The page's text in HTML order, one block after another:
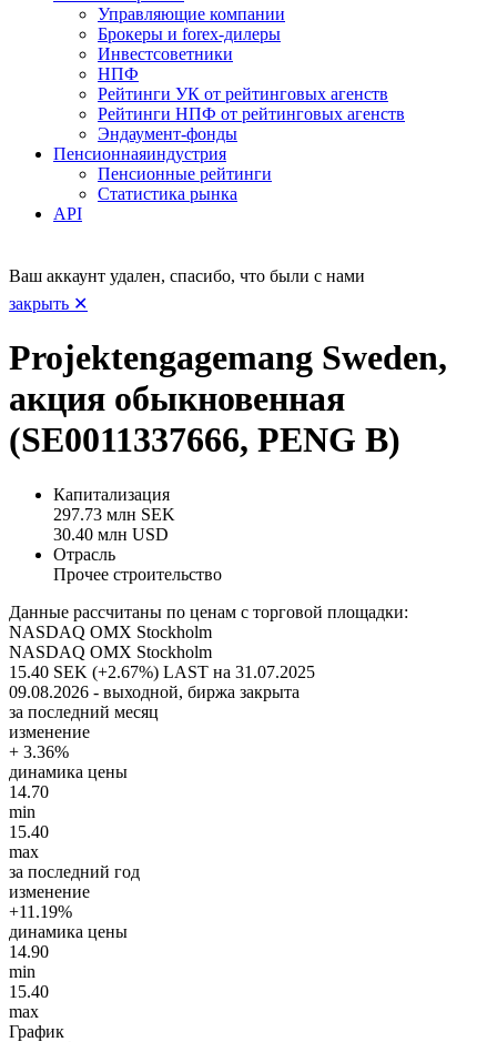
Управляющие компании
Брокеры и forex-дилеры
Инвестсоветники
НПФ
Рейтинги УК от рейтинговых агенств
Рейтинги НПФ от рейтинговых агенств
Эндаумент-фонды
Пенсионнаяиндустрия
Пенсионные рейтинги
Статистика рынка
API
Ваш аккаунт удален, спасибо, что были с нами
закрыть ✕
Projektengagemang Sweden,
акция обыкновенная
(SE0011337666, PENG B)
Капитализация
297.73 млн SEK
30.40 млн USD
Отрасль
Прочее строительство
Данные рассчитаны по ценам с торговой площадки:
NASDAQ OMX Stockholm
NASDAQ OMX Stockholm
15.40 SEK (+2.67%) LAST на 31.07.2025
09.08.2026 - выходной, биржа закрыта
за последний месяц
изменение
+ 3.36%
динамика цены
14.70
min
15.40
max
за последний год
изменение
+11.19%
динамика цены
14.90
min
15.40
max
График